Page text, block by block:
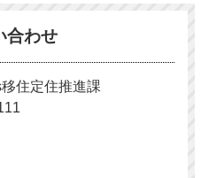
合わせ
住定住推進課